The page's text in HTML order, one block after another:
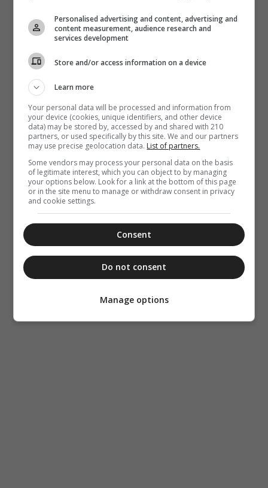
Personalised advertising and content, advertising and
content measurement, audience research and
services development
Store and/or access information on a device
Learn more
Your personal data will be processed and information from
your device (cookies, unique identifiers, and other device
data) may be stored by, accessed by and shared with 210
partners, or used specifically by this site. We and our partners
may use precise geolocation data. List of partners.
Some vendors may process your personal data on the basis
of legitimate interest, which you can object to by managing
your options below. Look for a link at the bottom of this page
or in the site menu to manage or withdraw consent in privacy
and cookie settings.
Consent
Do not consent
Manage options